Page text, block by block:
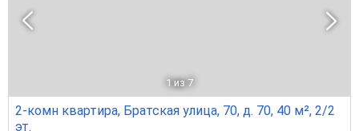
1 из 7
2-комн квартира, Братская улица, 70, д. 70, 40 м², 2/2
эт.